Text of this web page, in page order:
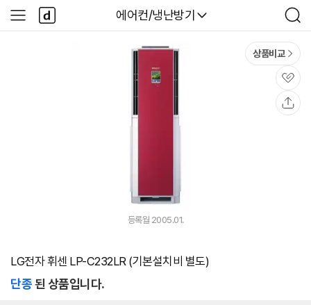
다나와
에어컨/냉난방기
검
색
사
이
다
나
와
상품비교
관
심
등록월 2005.01.
LG전자 휘센 LP-C232LR (기본설치비 별도)
단종된 상품입니다.